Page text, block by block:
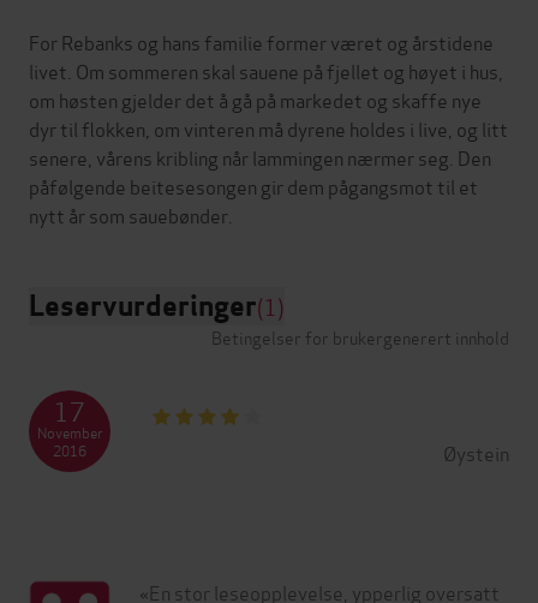
For Rebanks og hans familie former været og årstidene
livet. Om sommeren skal sauene på fjellet og høyet i hus,
om høsten gjelder det å gå på markedet og skaffe nye
dyr til flokken, om vinteren må dyrene holdes i live, og litt
senere, vårens kribling når lammingen nærmer seg. Den
påfølgende beitesesongen gir dem pågangsmot til et
Leservurderinger(1)
Betingelser for brukergenerert innhold
Øystein
17
November
2016
«En stor leseopplevelse, ypperlig oversatt